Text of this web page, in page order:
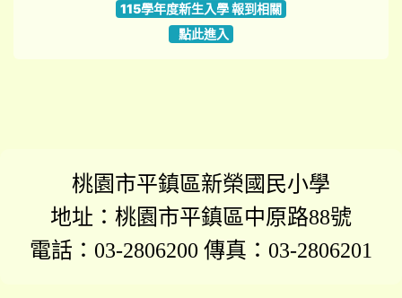
115學年度新生入學 報到相關
點此進入
桃園市平鎮區新榮國民小學
地址：桃園市平鎮區中原路88號
電話：03-2806200 傳真：03-2806201